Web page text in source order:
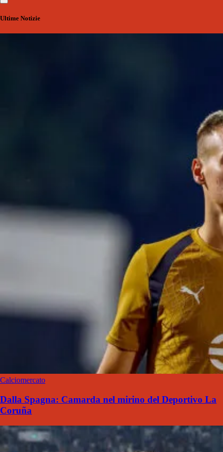
Ultime Notizie
Calciomercato
Dalla Spagna: Camarda nel mirino del Deportivo La
Coruña